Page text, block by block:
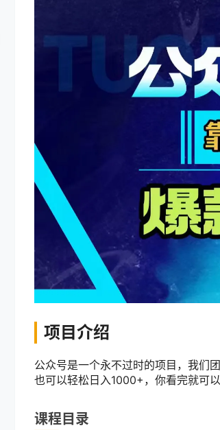
项目介绍
公众号是一个永不过时的项目，我们
也可以轻松日入1000+，你看完就可
课程目录